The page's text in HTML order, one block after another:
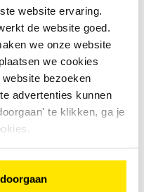
website ervaring.
de website goed.
we onze website
we cookies
bezoeken
advertenties kunnen
te klikken, ga je
te maken met
met de batterij.
controleren, volledig
motor- en